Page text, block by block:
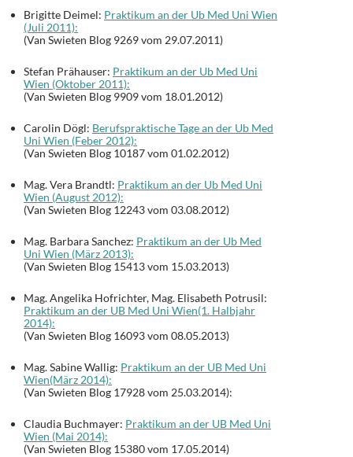
Brigitte Deimel: Praktikum an der Ub Med Uni Wien
(Juli 2011):
(Van Swieten Blog 9269 vom 29.07.2011)
Stefan Prähauser: Praktikum an der Ub Med Uni
Wien (Oktober 2011):
(Van Swieten Blog 9909 vom 18.01.2012)
Carolin Dögl: Berufspraktische Tage an der Ub Med
Uni Wien (Feber 2012):
(Van Swieten Blog 10187 vom 01.02.2012)
Mag. Vera Brandtl: Praktikum an der Ub Med Uni
Wien (August 2012):
(Van Swieten Blog 12243 vom 03.08.2012)
Mag. Barbara Sanchez: Praktikum an der Ub Med
Uni Wien (März 2013):
(Van Swieten Blog 15413 vom 15.03.2013)
Mag. Angelika Hofrichter, Mag. Elisabeth Potrusil:
Praktikum an der UB Med Uni Wien(1. Halbjahr
2014):
(Van Swieten Blog 16093 vom 08.05.2013)
Mag. Sabine Wallig: Praktikum an der UB Med Uni
Wien(März 2014):
(Van Swieten Blog 17928 vom 25.03.2014):
Claudia Buchmayer: Praktikum an der UB Med Uni
Wien (Mai 2014):
(Van Swieten Blog 15380 vom 17.05.2014)